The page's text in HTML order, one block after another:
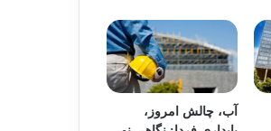
آب، چالش امروز،